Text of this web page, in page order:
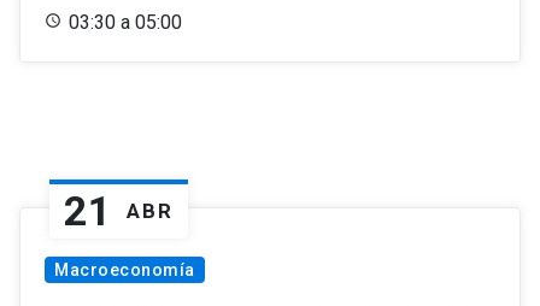
03:30 a 05:00
21 ABR
Macroeconomía